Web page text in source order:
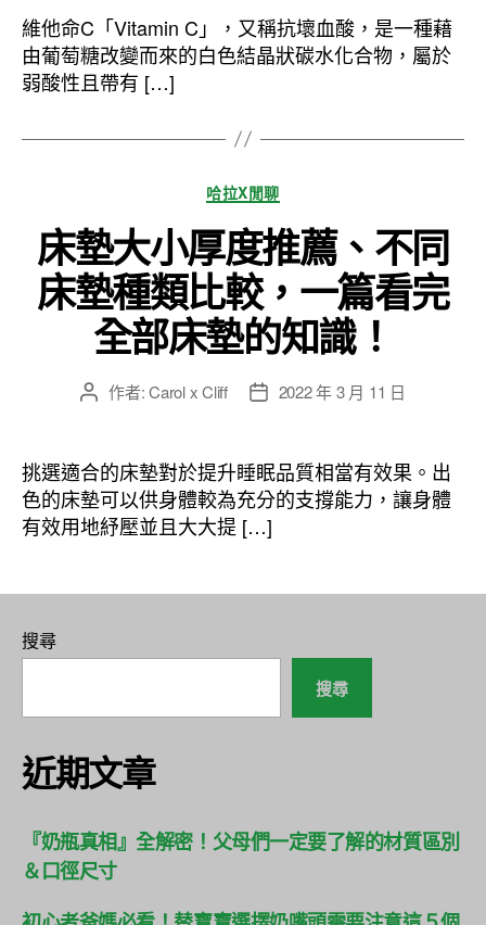
者
佈
日
期
維他命C「Vitamin C」，又稱抗壞血酸，是一種藉
由葡萄糖改變而來的白色結晶狀碳水化合物，屬於
弱酸性且帶有 […]
分
類
哈拉X閒聊
床墊大小厚度推薦、不同
床墊種類比較，一篇看完
全部床墊的知識！
文
者
作者:Carol x Cliff
文
佈
日
期
2022 年 3 月 11 日
挑選適合的床墊對於提升睡眠品質相當有效果。出
色的床墊可以供身體較為充分的支撐能力，讓身體
有效用地紓壓並且大大提 […]
搜尋
搜尋
近期文章
『奶瓶真相』全解密！父母們一定要了解的材質區別
＆口徑尺寸